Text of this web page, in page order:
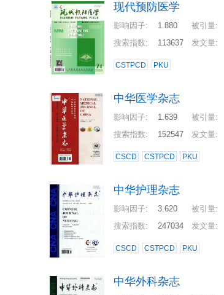
现代预防医学
影响因子: 1.880 被引量:
搜索指数: 113637 发文量:
CSTPCD PKU
中华医学杂志
影响因子: 1.639 被引量:
搜索指数: 152547 发文量:
CSCD CSTPCD PKU
中华护理杂志
影响因子: 3.620 被引量:
搜索指数: 247034 发文量:
CSCD CSTPCD PKU
中华外科杂志